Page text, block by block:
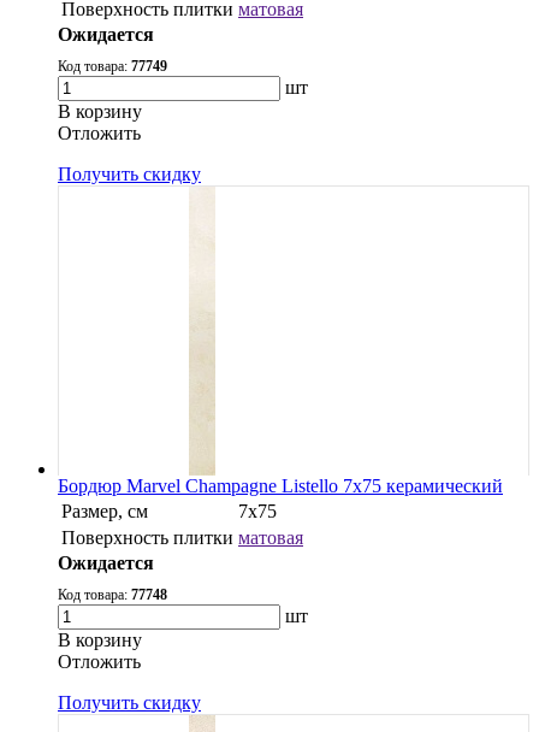
Поверхность плитки матовая
Ожидается
Код товара: 77749
шт
В корзину
Oтложить
Получить скидку
Бордюр Marvel Champagne Listello 7x75 керамический
Размер, см
7x75
Поверхность плитки матовая
Ожидается
Код товара: 77748
шт
В корзину
Oтложить
Получить скидку